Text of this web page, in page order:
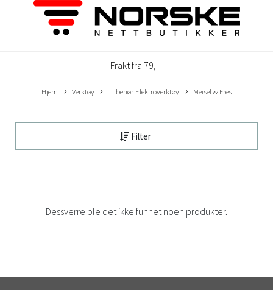
Frakt fra 79,-
Hjem Verktøy Tilbehør Elektroverktøy Meisel & Fres
Filter
Dessverre ble det ikke funnet noen produkter.